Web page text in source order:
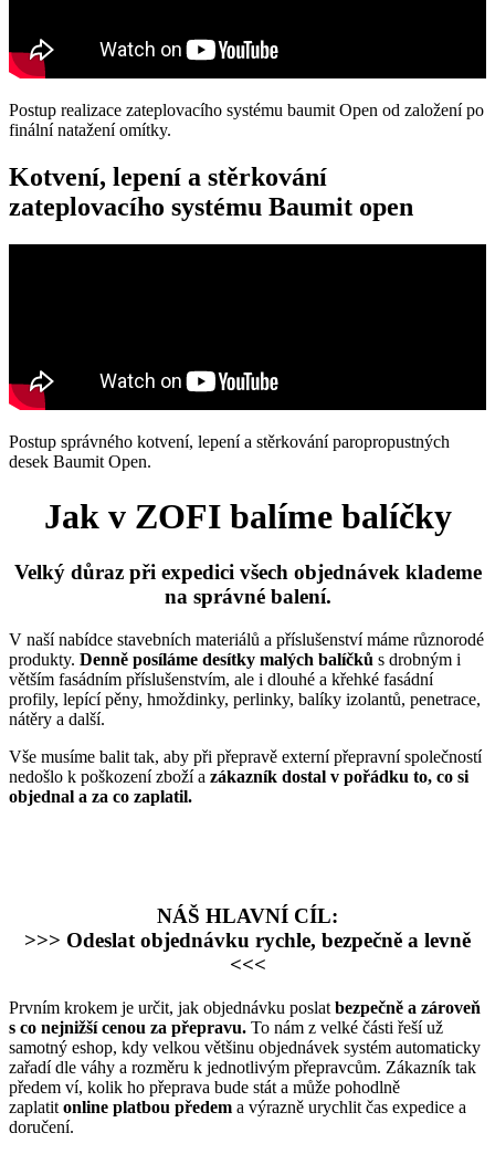
Postup realizace zateplovacího systému baumit Open od založení po
finální natažení omítky.
Kotvení, lepení a stěrkování
zateplovacího systému Baumit open
Postup správného kotvení, lepení a stěrkování paropropustných
desek Baumit Open.
Jak v ZOFI balíme balíčky
Velký důraz při expedici všech objednávek klademe
na správné balení.
V naší nabídce stavebních materiálů a příslušenství máme různorodé
produkty. Denně posíláme desítky malých balíčků s drobným i
větším fasádním příslušenstvím, ale i dlouhé a křehké fasádní
profily, lepící pěny, hmoždinky, perlinky, balíky izolantů, penetrace,
nátěry a další.
Vše musíme balit tak, aby při přepravě externí přepravní společností
nedošlo k poškození zboží a zákazník dostal v pořádku to, co si
objednal a za co zaplatil.
NÁŠ HLAVNÍ CÍL:
>>> Odeslat objednávku rychle, bezpečně a levně
<<<
Prvním krokem je určit, jak objednávku poslat bezpečně a zároveň
s co nejnižší cenou za přepravu. To nám z velké části řeší už
samotný eshop, kdy velkou většinu objednávek systém automaticky
zařadí dle váhy a rozměru k jednotlivým přepravcům. Zákazník tak
předem ví, kolik ho přeprava bude stát a může pohodlně
zaplatit online platbou předem a výrazně urychlit čas expedice a
doručení.